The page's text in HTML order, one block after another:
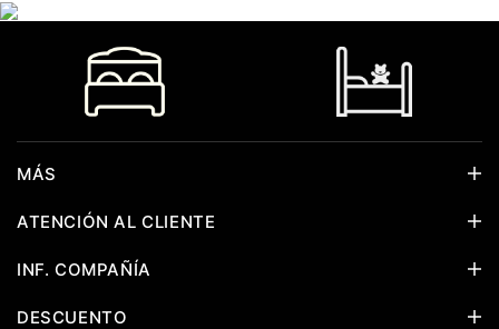
MÁS
ATENCIÓN AL CLIENTE
INF. COMPAÑÍA
DESCUENTO